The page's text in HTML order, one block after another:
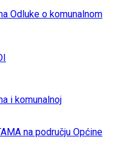
Odluke o komunalnom
i komunalnoj
na području Općine